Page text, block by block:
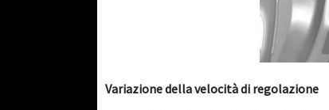
Variazione della velocità di regolazione